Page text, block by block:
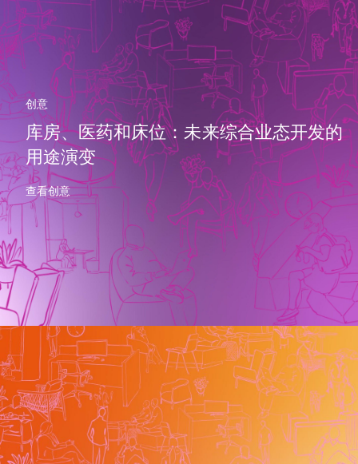
创意
库房、医药和床位：未来综合业态开发的
用途演变
查看创意